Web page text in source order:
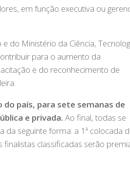
em função executiva ou
do Ministério da Ciência,
para o aumento da
e do reconhecimento de
país, para sete semanas de
e privada. Ao final, todas se
da seguinte forma: a 1ª colocada
classificadas serão